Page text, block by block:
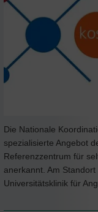
Die Nationale
spezialisierte Angebot
Referenzzentrum für
anerkannt. Am
Universitätsklinik für